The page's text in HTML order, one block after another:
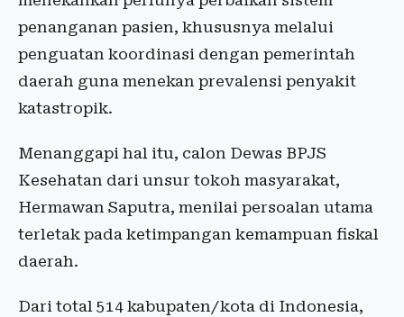
penanganan pasien, khususnya melalui
penguatan koordinasi dengan pemerintah
daerah guna menekan prevalensi penyakit
katastropik.
Menanggapi hal itu, calon Dewas BPJS
Kesehatan dari unsur tokoh masyarakat,
Hermawan Saputra, menilai persoalan utama
terletak pada ketimpangan kemampuan fiskal
daerah.
Dari total 514 kabupaten/kota di Indonesia,